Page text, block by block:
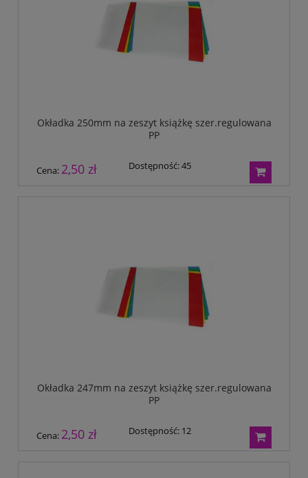
Okładka 250mm na zeszyt książkę szer.regulowana
PP
Cena: 2,50 zł Dostępność:45
Okładka 247mm na zeszyt książkę szer.regulowana
PP
Cena: 2,50 zł Dostępność: 12